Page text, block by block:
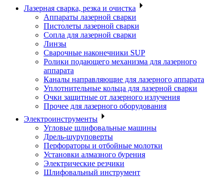
Лазерная сварка, резка и очистка
Аппараты лазерной сварки
Пистолеты лазерной сварки
Сопла для лазерной сварки
Линзы
Сварочные наконечники SUP
Ролики подающего механизма для лазерного
аппарата
Каналы направляющие для лазерного аппарата
Уплотнительные кольца для лазерной сварки
Очки защитные от лазерного излучения
Прочее для лазерного оборудования
Электроинструменты
Угловые шлифовальные машины
Дрель-шуруповерты
Перфораторы и отбойные молотки
Установки алмазного бурения
Электрические резчики
Шлифовальный инструмент